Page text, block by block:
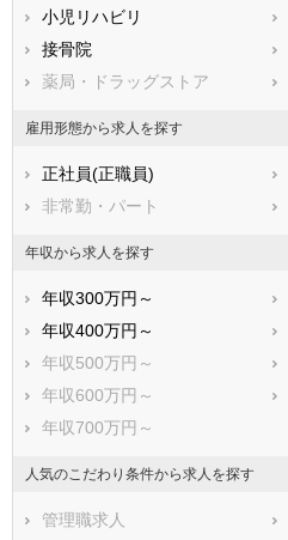
鳥取県
広島県
香川県
愛媛県
鹿児島県
小児リハビリ
接骨院
薬局・ドラッグストア
雇用形態から求人を探す
正社員(正職員)
非常勤・パート
年収から求人を探す
年収300万円～
年収400万円～
年収500万円～
年収600万円～
年収700万円～
人気のこだわり条件から求人を探す
管理職求人